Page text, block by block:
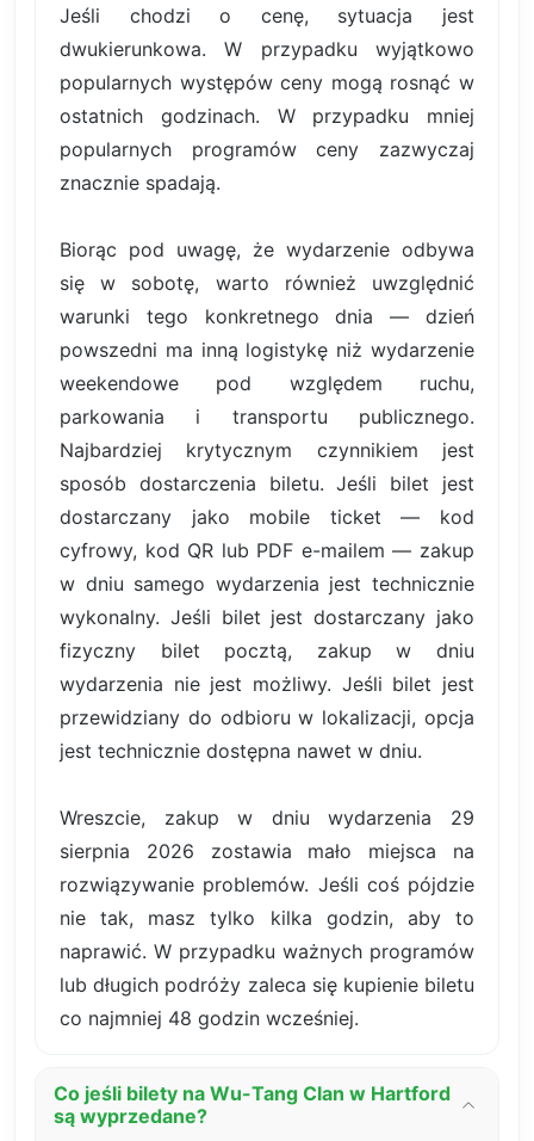
Jeśli chodzi o cenę, sytuacja jest
dwukierunkowa. W przypadku wyjątkowo
popularnych występów ceny mogą rosnąć w
ostatnich godzinach. W przypadku mniej
popularnych programów ceny zazwyczaj
znacznie spadają.
Biorąc pod uwagę, że wydarzenie odbywa
się w sobotę, warto również uwzględnić
warunki tego konkretnego dnia — dzień
powszedni ma inną logistykę niż wydarzenie
weekendowe pod względem ruchu,
parkowania i transportu publicznego.
Najbardziej krytycznym czynnikiem jest
sposób dostarczenia biletu. Jeśli bilet jest
dostarczany jako mobile ticket — kod
cyfrowy, kod QR lub PDF e-mailem — zakup
w dniu samego wydarzenia jest technicznie
wykonalny. Jeśli bilet jest dostarczany jako
fizyczny bilet pocztą, zakup w dniu
wydarzenia nie jest możliwy. Jeśli bilet jest
przewidziany do odbioru w lokalizacji, opcja
jest technicznie dostępna nawet w dniu.
Wreszcie, zakup w dniu wydarzenia 29
sierpnia 2026 zostawia mało miejsca na
rozwiązywanie problemów. Jeśli coś pójdzie
nie tak, masz tylko kilka godzin, aby to
naprawić. W przypadku ważnych programów
lub długich podróży zaleca się kupienie biletu
co najmniej 48 godzin wcześniej.
Co jeśli bilety na Wu-Tang Clan w Hartford
są wyprzedane?